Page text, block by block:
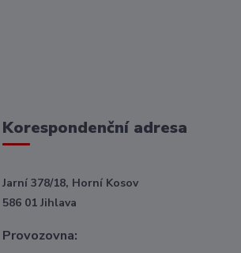
Korespondenční adresa
Jarní 378/18, Horní Kosov
586 01 Jihlava
Provozovna: